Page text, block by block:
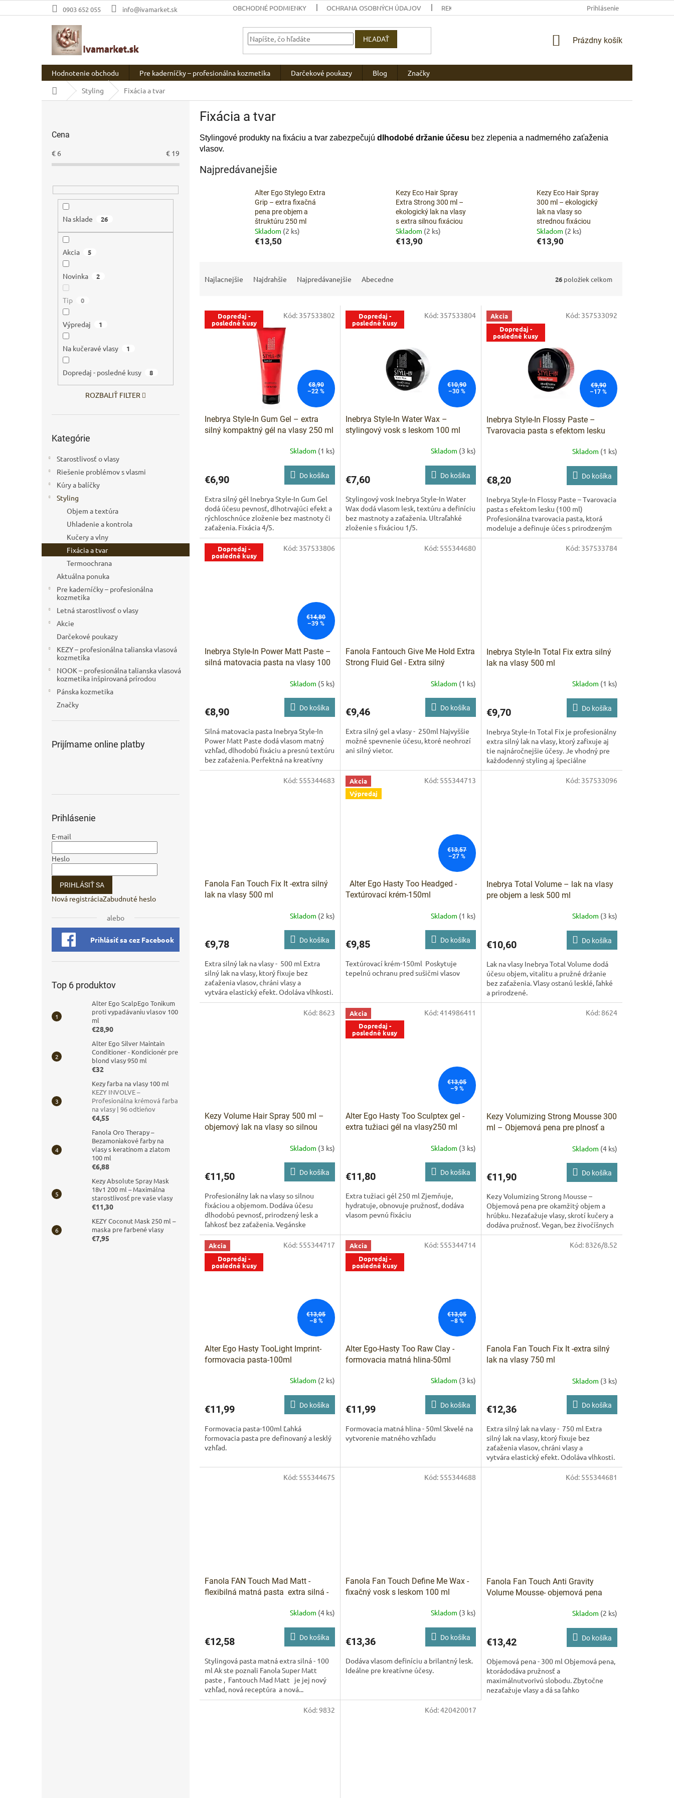
na
0903 652 055 info@ivamarket.sk OBCHODNÉ PODMIENKY OCHRANA OSOBNÝCH ÚDAJOV REKLAMAČNÉ PODMIENKY AKO NAKUPOVAŤ PLATBA
Prihlásenie
HĽADAŤ
NÁKUPNÝ
Prázdny košík
Hodnotenie obchodu Pre kaderníčky – profesionálna kozmetika Darčekové poukazy Blog
Značky
DomovStyling Fixácia a tvar
Cena
€ 6 € 19
Na sklade 26
Akcia 5
Novinka 2
Tip 0
Výpredaj 1
Na kučeravé vlasy 1
Dopredaj - posledné kusy 8
ROZBALIŤ FILTER
kategórie
Kategórie
Starostlivosť o vlasy
Riešenie problémov s vlasmi
Kúry a balíčky
Styling
Objem a textúra
Uhladenie a kontrola
Kučery a vlny
Fixácia a tvar
Termoochrana
Aktuálna ponuka
Pre kaderníčky – profesionálna
kozmetika
Letná starostlivosť o vlasy
Akcie
Darčekové poukazy
KEZY – profesionálna talianska vlasová
kozmetika
NOOK – profesionálna talianska vlasová
kozmetika inšpirovaná prírodou
Pánska kozmetika
Značky
Prijímame online platby
Prihlásenie
E-mail
Heslo
PRIHLÁSIŤ SA
Nová registráciaZabudnuté heslo
alebo
Prihlásiť sa cez Facebook
Top 6 produktov
Alter Ego ScalpEgo Tonikum
proti vypadávaniu vlasov 100
ml
€28,90
Alter Ego Silver Maintain
Conditioner - Kondicionér pre
blond vlasy 950 ml
€32
Kezy farba na vlasy 100 ml
KEZY INVOLVE –
Profesionálna krémová farba
na vlasy | 96 odtieňov
€4,55
Fanola Oro Therapy –
Bezamoniakové farby na
vlasy s keratínom a zlatom
100 ml
€6,88
Kezy Absolute Spray Mask
18v1 200 ml – Maximálna
starostlivosť pre vaše vlasy
€11,30
KEZY Coconut Mask 250 ml –
maska pre farbené vlasy
€7,95
Fixácia a tvar
Stylingové produkty na fixáciu a tvar zabezpečujú dlhodobé držanie účesu bez zlepenia a nadmerného zaťaženia
vlasov.
Najpredávanejšie
Alter Ego Stylego Extra
Grip – extra fixačná
pena pre objem a
štruktúru 250 ml
Skladom (2 ks)
€13,50
Kezy Eco Hair Spray
Extra Strong 300 ml –
ekologický lak na vlasy
s extra silnou fixáciou
Skladom (2 ks)
€13,90
Kezy Eco Hair Spray
300 ml – ekologický
lak na vlasy so
strednou fixáciou
Skladom (2 ks)
€13,90
Najlacnejšie Najdrahšie Najpredávanejšie Abecedne 26 položiek celkom
V
Dopredaj -
posledné kusy
€8,90
–22 %
Inebrya Style-In Gum Gel – extra
silný kompaktný gél na vlasy 250 ml
Skladom (1 ks)
€6,90 Do košíka
Extra silný gél Inebrya Style-In Gum Gel
dodá účesu pevnosť, dlhotrvajúci efekt a
rýchloschnúce zloženie bez mastnoty či
zaťaženia. Fixácia 4/5.
Kód: 357533802
Dopredaj -
posledné kusy
€10,90
–30 %
Inebrya Style-In Water Wax –
stylingový vosk s leskom 100 ml
Skladom (3 ks)
€7,60 Do košíka
Stylingový vosk Inebrya Style-In Water
Wax dodá vlasom lesk, textúru a definíciu
bez mastnoty a zaťaženia. Ultraľahké
zloženie s fixáciou 1/5.
Kód: 357533804
Akcia
Dopredaj -
posledné kusy
€9,90
–17 %
Inebrya Style-In Flossy Paste –
Tvarovacia pasta s efektom lesku
Skladom (1 ks)
€8,20 Do košíka
Inebrya Style-In Flossy Paste – Tvarovacia
pasta s efektom lesku (100 ml)
Profesionálna tvarovacia pasta, ktorá
modeluje a definuje účes s prirodzeným
leskom. Ideálna pre...
Kód: 357533092
Dopredaj -
posledné kusy
€14,80
–39 %
Inebrya Style-In Power Matt Paste –
silná matovacia pasta na vlasy 100
Skladom (5 ks)
€8,90 Do košíka
Silná matovacia pasta Inebrya Style-In
Power Matt Paste dodá vlasom matný
vzhľad, dlhodobú fixáciu a presnú textúru
bez zaťaženia. Perfektná na kreatívny
styling so silným...
Kód: 357533806
Fanola Fantouch Give Me Hold Extra
Strong Fluid Gel - Extra silný
je
z
5
hviezdičiek.
Skladom (1 ks)
€9,46 Do košíka
Extra silný gel a vlasy - 250ml Najvyššie
možné spevnenie účesu, ktoré neohrozí
ani silný vietor.
Kód: 555344680
Inebrya Style-In Total Fix extra silný
lak na vlasy 500 ml
Skladom (1 ks)
€9,70 Do košíka
Inebrya Style-In Total Fix je profesionálny
extra silný lak na vlasy, ktorý zafixuje aj
tie najnáročnejšie účesy. Je vhodný pre
každodenný styling aj špeciálne
príležitosti,...
Kód: 357533784
Fanola Fan Touch Fix It -extra silný
lak na vlasy 500 ml
Skladom (2 ks)
€9,78 Do košíka
Extra silný lak na vlasy - 500 ml Extra
silný lak na vlasy, ktorý fixuje bez
zaťaženia vlasov, chráni vlasy a
vytvára elastický efekt. Odoláva vlhkosti.
Silná...
Kód: 555344683
Akcia
Výpredaj
€13,57
–27 %
Alter Ego Hasty Too Headged -
Textúrovací krém-150ml
Skladom (1 ks)
€9,85 Do košíka
Textúrovací krém-150ml Poskytuje
tepelnú ochranu pred sušičmi vlasov
Kód: 555344713
Inebrya Total Volume – lak na vlasy
pre objem a lesk 500 ml
Skladom (3 ks)
€10,60 Do košíka
Lak na vlasy Inebrya Total Volume dodá
účesu objem, vitalitu a pružné držanie
bez zaťaženia. Vlasy ostanú lesklé, ľahké
a prirodzené.
Kód: 357533096
Kezy Volume Hair Spray 500 ml –
objemový lak na vlasy so silnou
500 ml – Silný objemový lak na
Skladom (3 ks)
€11,50 Do košíka
Profesionálny lak na vlasy so silnou
fixáciou a objemom. Dodáva účesu
dlhodobú pevnosť, prirodzený lesk a
ľahkosť bez zaťaženia. Vegánske
zloženie.
Kód:8623
Akcia
Dopredaj -
posledné kusy
€13,05
–9 %
Alter Ego Hasty Too Sculptex gel -
extra tužiaci gél na vlasy250 ml
Skladom (3 ks)
€11,80 Do košíka
Extra tužiaci gél 250 ml Zjemňuje,
hydratuje, obnovuje pružnosť, dodáva
vlasom pevnú fixáciu
Kód:414986411
Kezy Volumizing Strong Mousse 300
ml – Objemová pena pre plnosť a
Strong Mousse 300 ml –
Profesionálna vegan pena na objem
Skladom (4 ks)
€11,90 Do košíka
Kezy Volumizing Strong Mousse –
Objemová pena pre okamžitý objem a
hrúbku. Nezaťažuje vlasy, skrotí kučery a
dodáva pružnosť. Vegan, bez živočíšnych
zložiek.
Kód:8624
Akcia
Dopredaj -
posledné kusy
€13,05
–8 %
Alter Ego Hasty TooLight Imprint-
formovacia pasta-100ml
Skladom (2 ks)
€11,99 Do košíka
Formovacia pasta-100ml Ľahká
formovacia pasta pre definovaný a lesklý
vzhľad.
Kód: 555344717
Akcia
Dopredaj -
posledné kusy
€13,05
–8 %
Alter Ego-Hasty Too Raw Clay -
formovacia matná hlina-50ml
Skladom (3 ks)
€11,99 Do košíka
Formovacia matná hlina - 50ml Skvelé na
vytvorenie matného vzhľadu
Kód: 555344714
Fanola Fan Touch Fix It -extra silný
lak na vlasy 750 ml
Skladom (3 ks)
€12,36 Do košíka
Extra silný lak na vlasy - 750 ml Extra
silný lak na vlasy, ktorý fixuje bez
zaťaženia vlasov, chráni vlasy a
vytvára elastický efekt. Odoláva vlhkosti.
Silná...
Kód:8326/8.52
Fanola FAN Touch Mad Matt -
flexibilná matná pasta extra silná -
Skladom (4 ks)
€12,58 Do košíka
Stylingová pasta matná extra silná - 100
ml Ak ste poznali Fanola Super Matt
paste , Fantouch Mad Matt je jej nový
vzhľad, nová receptúra a nová...
Kód: 555344675
Fanola Fan Touch Define Me Wax -
fixačný vosk s leskom 100 ml
Skladom (3 ks)
€13,36 Do košíka
Dodáva vlasom definíciu a brilantný lesk.
Ideálne pre kreatívne účesy.
Kód: 555344688
Fanola Fan Touch Anti Gravity
Volume Mousse- objemová pena
Skladom (2 ks)
€13,42 Do košíka
Objemová pena - 300 ml Objemová pena,
ktorádodáva pružnosť a
maximálnutvorivú slobodu. Zbytočne
nezaťažuje vlasy a dá sa ľahko
Kód: 555344681
Kód:9832 Kód:420420017
IVAMARKET poradca
Pomoc s výberom profesionálnej vlasovej kozmetiky 🙂